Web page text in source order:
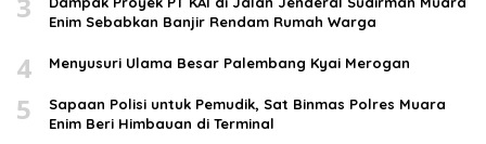
3
Enim Sebabkan Banjir Rendam Rumah Warga
4 Menyusuri Ulama Besar Palembang Kyai Merogan
5
Sapaan Polisi untuk Pemudik, Sat Binmas Polres Muara
Enim Beri Himbauan di Terminal